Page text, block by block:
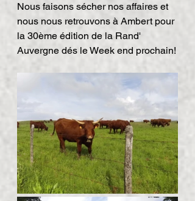
Nous faisons sécher nos affaires et
nous nous retrouvons à Ambert pour
la 30ème édition de la Rand'
Auvergne dés le Week end prochain!